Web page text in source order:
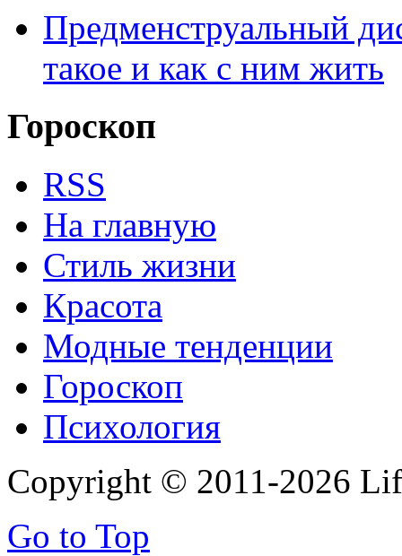
Предменструальный
такое и как с ним жить
Гороскоп
RSS
На главную
Стиль жизни
Красота
Модные тенденции
Гороскоп
Психология
Copyright © 2011-2026
Go to Top